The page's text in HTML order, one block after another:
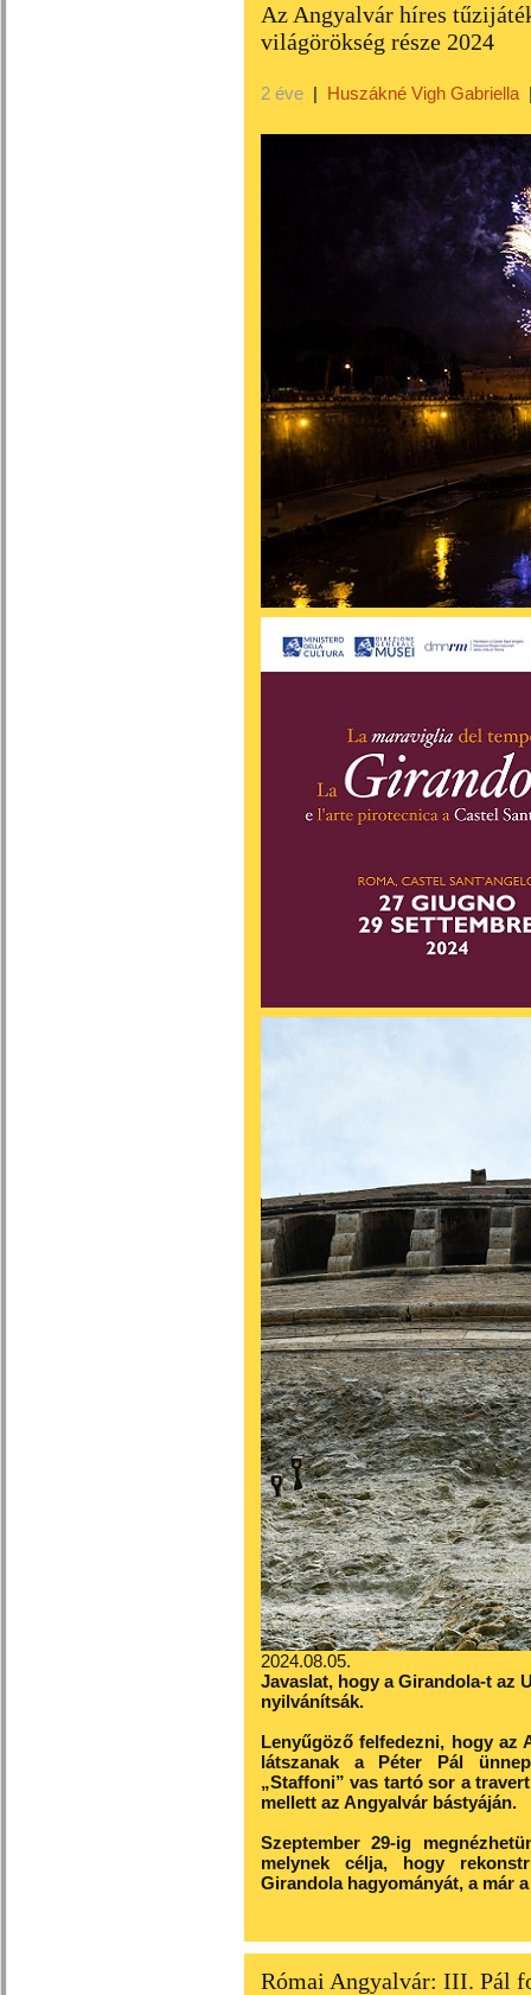
Az Angyalvár híres
világörökség része 2024
2 éve | Huszákné Vigh Gabriella
2024.08.05.
Javaslat, hogy a Girandola-t az
nyilvánítsák.
Lenyűgöző felfedezni, hogy az
látszanak a Péter Pál
„Staffoni” vas tartó sor a
mellett az Angyalvár bástyáján.
Szeptember 29-ig
melynek célja, hogy
Girandola hagyományát, a már a
Római Angyalvár: III. Pál